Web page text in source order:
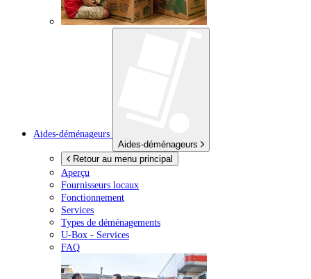
Aides-déménageurs
Aides-déménageurs
Retour au menu principal
Aperçu
Fournisseurs locaux
Fonctionnement
Services
Types de déménagements
U-Box - Services
FAQ